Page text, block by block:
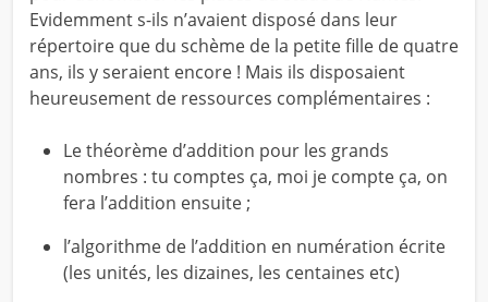
Evidemment s-ils n’avaient disposé dans leur
répertoire que du schème de la petite fille de quatre
ans, ils y seraient encore ! Mais ils disposaient
heureusement de ressources complémentaires :
Le théorème d’addition pour les grands
nombres : tu comptes ça, moi je compte ça, on
fera l’addition ensuite ;
l’algorithme de l’addition en numération écrite
(les unités, les dizaines, les centaines etc)